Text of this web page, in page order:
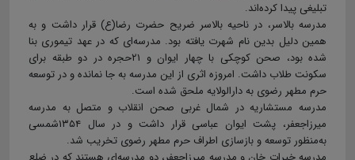
تبلیغی پیدا کرده‌اند.
مدرسه بالاسر، در ناحیه بالاسر ضریح حضرت رضا(ع) قرار داشت و به
همین دلیل بدین نام شهرت یافته بود. مدرسه‌ای که در عهد تیموری بنا
شده بود، صحن کوچکی با چهار ایوان و ۲۱حجره در دو طبقه برای
سکونت طلاب داشت. امروزه اثری از این مدرسه به جا نمانده و در توسعه
حرم مطهر رضوی به دارالولایه ملحق شده است.
مدرسه مستشاریه در شمال غربی صحن انقلاب و متصل به مدرسه
میرزاجعفر، پشت ایوان عباسی قرار داشت و در سال ۱۳۵۴شمسی
به‌منظور توسعه و بازسازی اطراف حرم مطهر رضوی تخریب شد.